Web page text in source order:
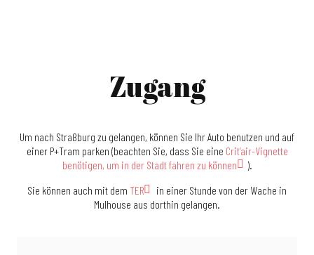
Zugang
Um nach Straßburg zu gelangen, können Sie Ihr Auto benutzen und auf
einer P+Tram parken (beachten Sie, dass Sie eine Crit’air-Vignette
benötigen, um in der Stadt fahren zu können
).
Sie können auch mit dem TER
in einer Stunde von der Wache in
Mulhouse aus dorthin gelangen.